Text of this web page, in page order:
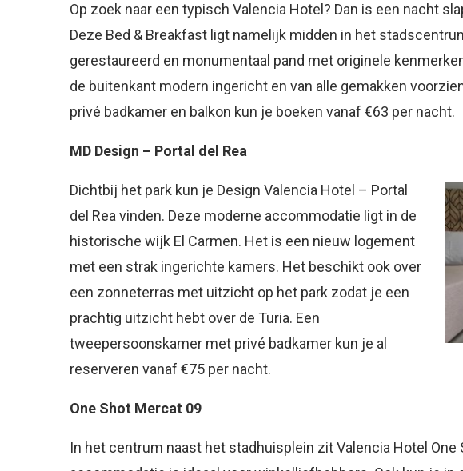
Op zoek naar een typisch Valencia Hotel? Dan is een nacht
Deze Bed & Breakfast ligt namelijk midden in het
gerestaureerd en monumentaal pand met originele
de buitenkant modern ingericht en van alle gemakken
privé badkamer en balkon kun je boeken vanaf €63 per nacht.
MD Design – Portal del Rea
Dichtbij het park kun je Design Valencia Hotel – Portal
del Rea vinden. Deze moderne accommodatie ligt in de
historische wijk El Carmen. Het is een nieuw logement
met een strak ingerichte kamers. Het beschikt ook over
een zonneterras met uitzicht op het park zodat je een
prachtig uitzicht hebt over de Turia. Een
tweepersoonskamer met privé badkamer kun je al
reserveren vanaf €75 per nacht.
One Shot Mercat 09
In het centrum naast het stadhuisplein zit Valencia Hotel One